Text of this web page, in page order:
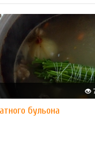
бульона